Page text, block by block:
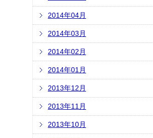
2014年04月
2014年03月
2014年02月
2014年01月
2013年12月
2013年11月
2013年10月